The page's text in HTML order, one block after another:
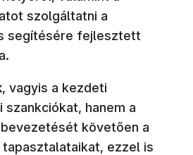
szolgáltatni a
segítésére fejlesztett
, vagyis a kezdeti
szankciókat, hanem a
követően a
ezzel is